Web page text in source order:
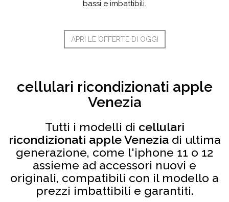
bassi e imbattibili.
APRI LE OFFERTE DI OGGI
cellulari ricondizionati apple
Venezia
Tutti i modelli di cellulari
ricondizionati apple Veneziadi ultima
generazione, come l'iphone 11 o 12
assieme ad accessori nuovi e
originali, compatibili con il modello a
prezzi imbattibili e garantiti.